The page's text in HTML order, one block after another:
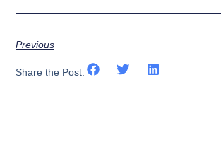
Previous
Share the Post: